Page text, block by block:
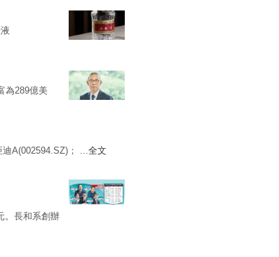
為289億美
A(002594.SZ)； ...全文
。長和系創辦